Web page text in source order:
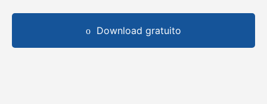
Download gratuito